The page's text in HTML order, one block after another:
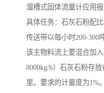
溜槽式固体流量计应用
具体任务：石灰石粉配
传送带以每小时200-300
该主物料流上要混合加
8000kg/h）石灰石粉存
里。要求的计量度为1%。